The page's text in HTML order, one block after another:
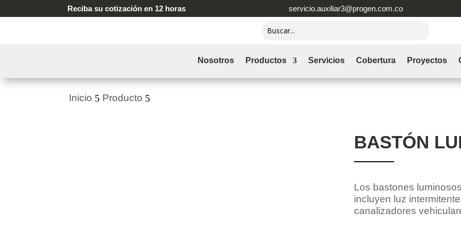
Reciba su cotización en 12 horas servicio.auxiliar3@progen.com.co
Nosotros Productos Servicios Cobertura Proyectos
Inicio 5 Producto 5
BASTÓN
Los bastones
incluyen luz
canalizadores